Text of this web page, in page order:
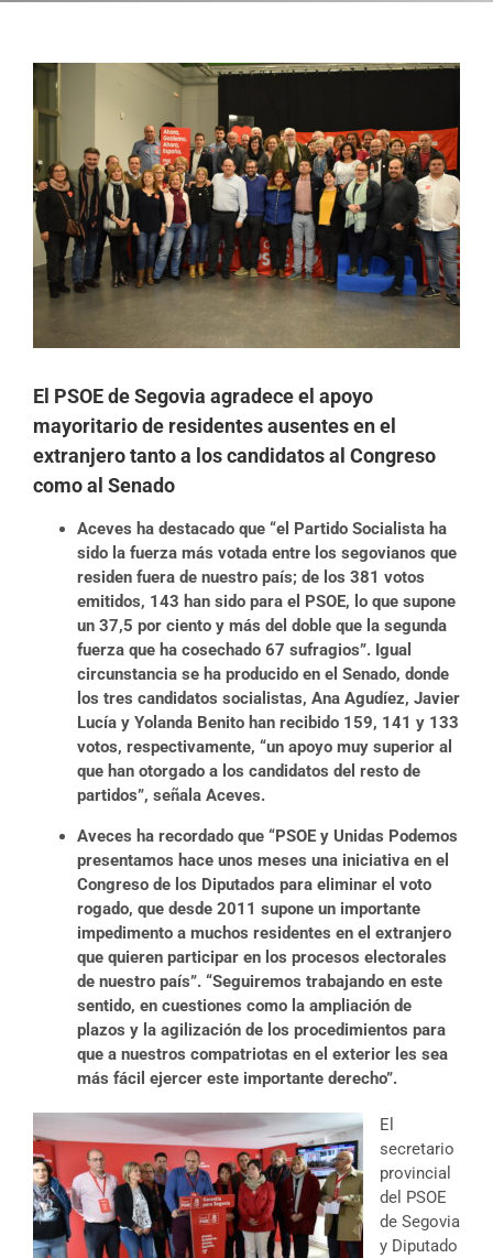
Ver
imagen
más
El PSOE de Segovia agradece el apoyo
mayoritario de residentes ausentes en el
extranjero tanto a los candidatos al Congreso
como al Senado
Aceves ha destacado que “el Partido Socialista ha
sido la fuerza más votada entre los segovianos que
residen fuera de nuestro país; de los 381 votos
emitidos, 143 han sido para el PSOE, lo que supone
un 37,5 por ciento y más del doble que la segunda
fuerza que ha cosechado 67 sufragios”. Igual
circunstancia se ha producido en el Senado, donde
los tres candidatos socialistas, Ana Agudíez, Javier
Lucía y Yolanda Benito han recibido 159, 141 y 133
votos, respectivamente, “un apoyo muy superior al
que han otorgado a los candidatos del resto de
partidos”, señala Aceves.
Aveces ha recordado que “PSOE y Unidas Podemos
presentamos hace unos meses una iniciativa en el
Congreso de los Diputados para eliminar el voto
rogado, que desde 2011 supone un importante
impedimento a muchos residentes en el extranjero
que quieren participar en los procesos electorales
de nuestro país”. “Seguiremos trabajando en este
sentido, en cuestiones como la ampliación de
plazos y la agilización de los procedimientos para
que a nuestros compatriotas en el exterior les sea
más fácil ejercer este importante derecho”.
El
secretario
provincial
del PSOE
de Segovia
y Diputado